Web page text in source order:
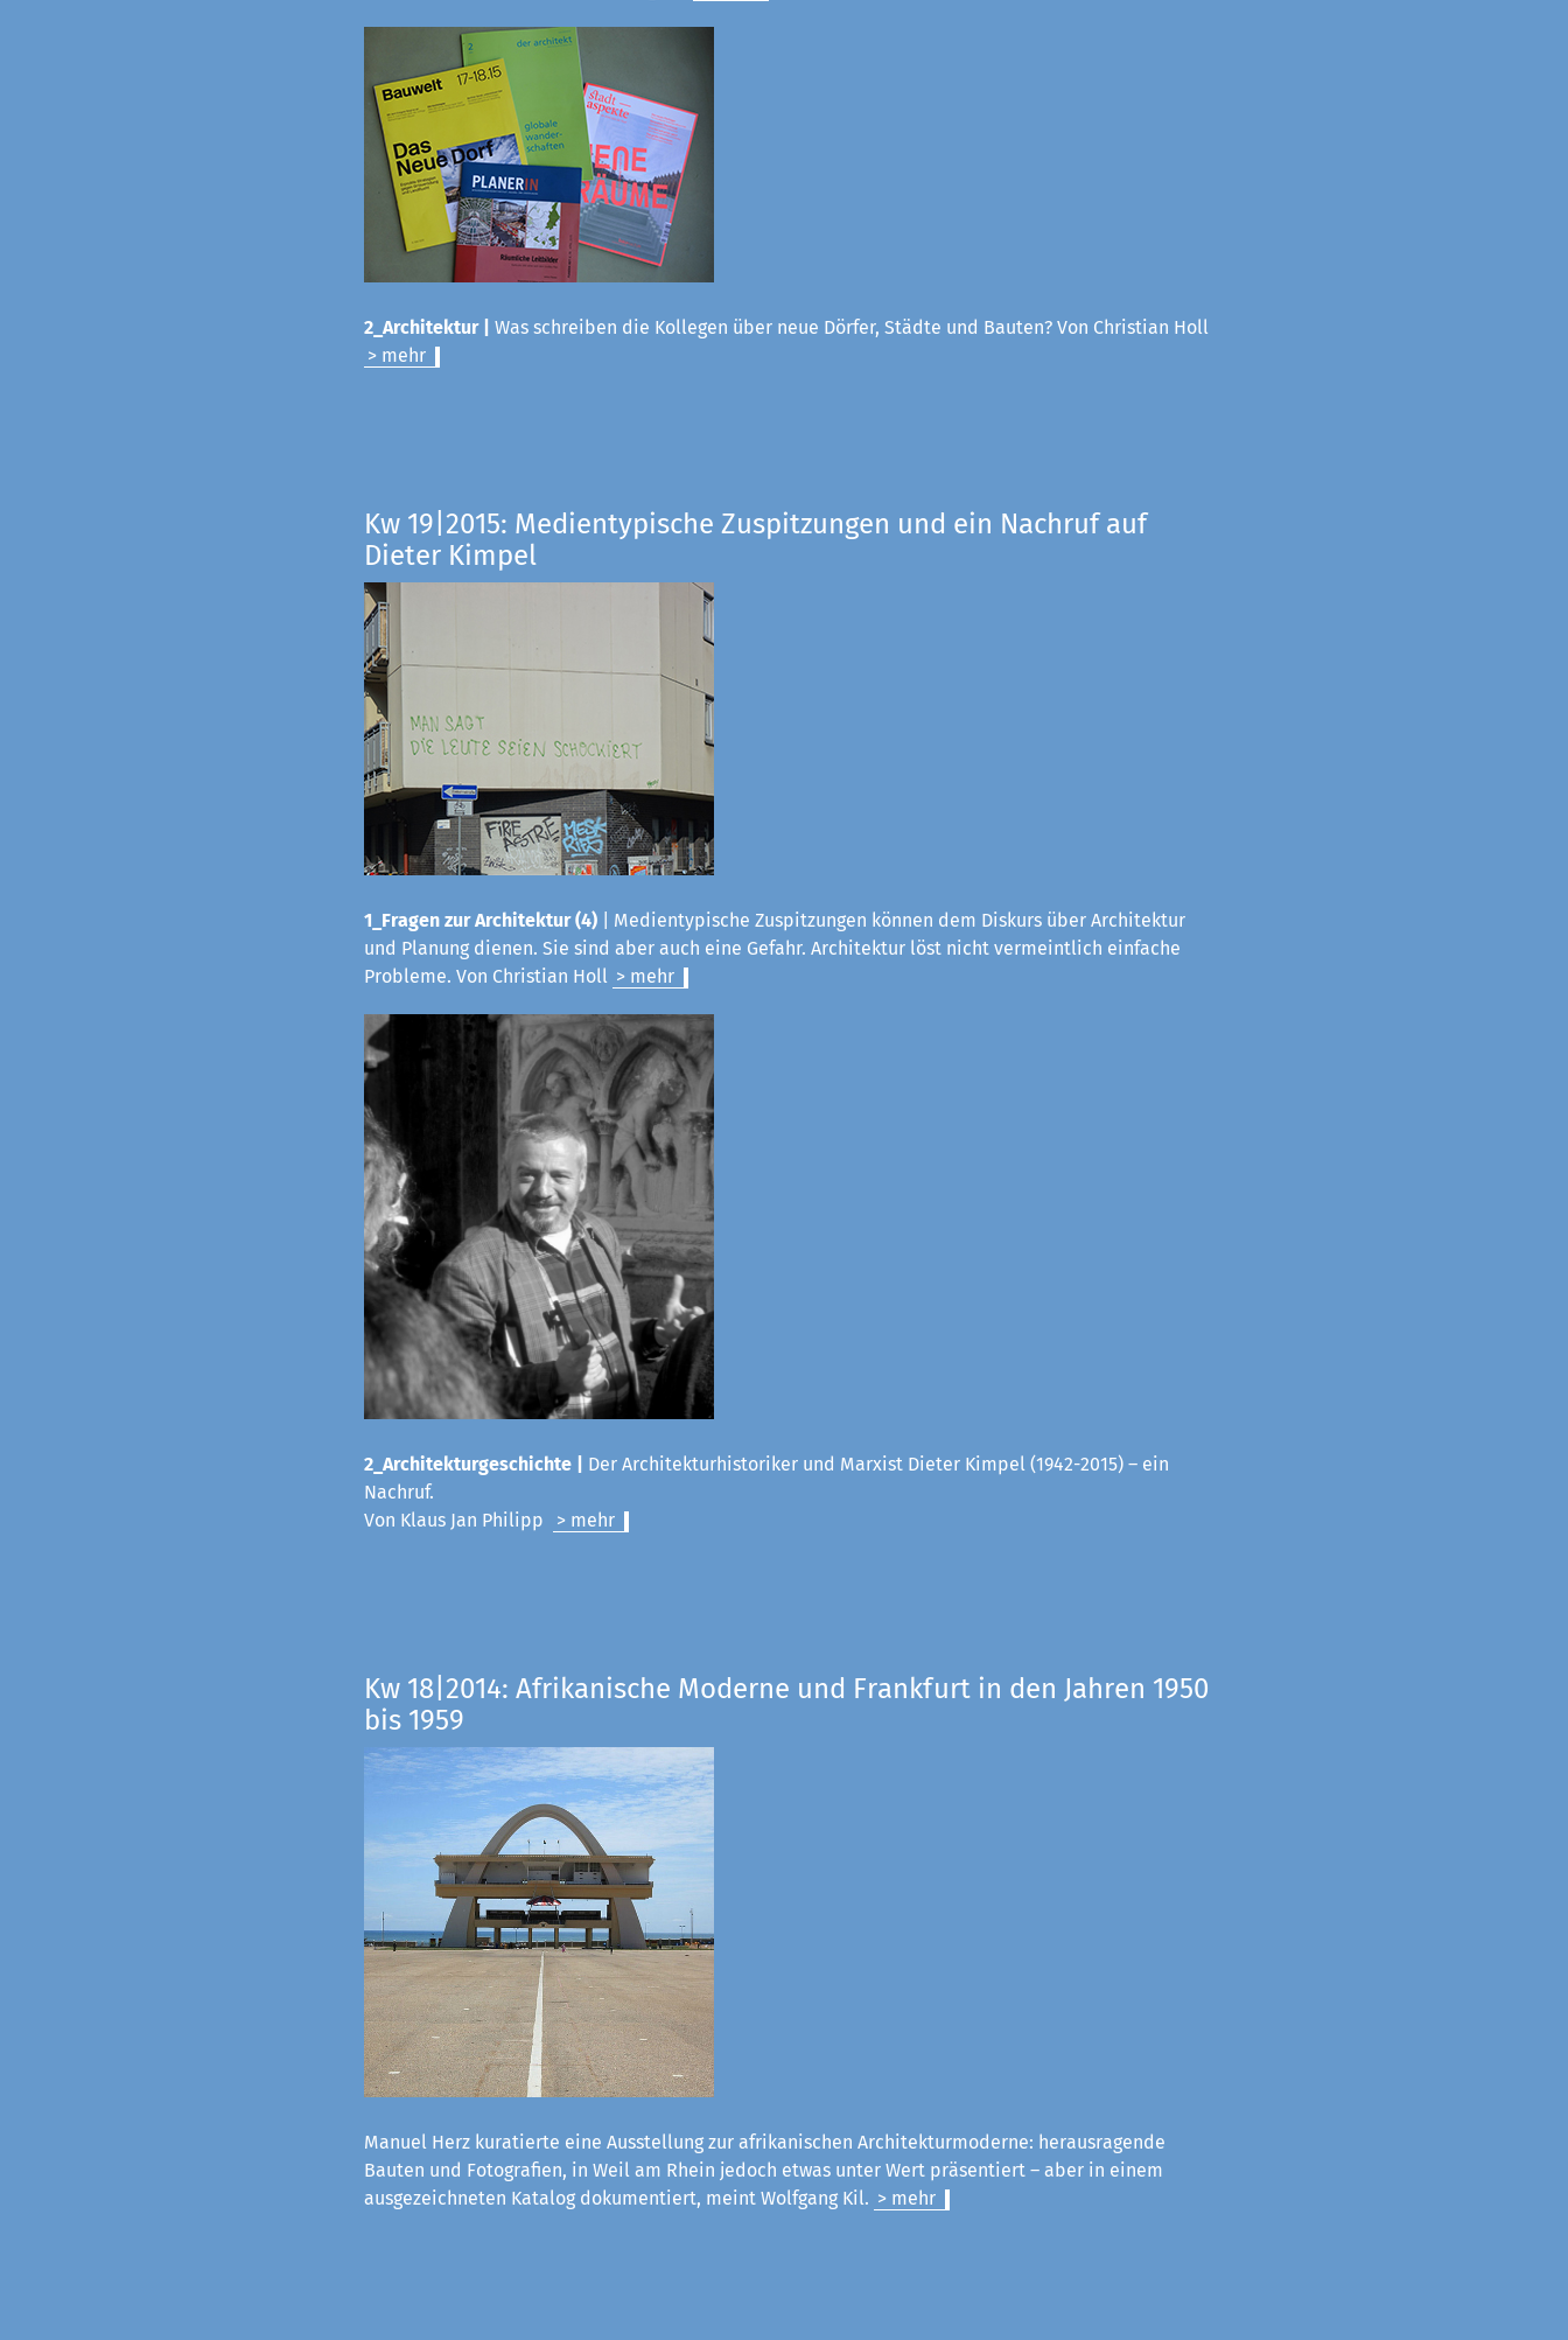
2_Architektur |
Was schreiben die Kollegen über neue Dörfer, Städte und Bauten? Von Christian Holl
> mehr
Kw 19|2015: Medientypische Zuspitzungen und ein Nachruf auf
Dieter Kimpel
1_Fragen zur Architektur (4)
Medientypische Zuspitzungen können dem Diskurs über Architektur
und Planung dienen. Sie sind aber auch eine Gefahr. Architektur löst nicht vermeintlich einfache
Probleme. Von Christian Holl > mehr
2_Architekturgeschichte |
Der Architekturhistoriker und Marxist Dieter Kimpel (1942-2015) – ein
Nachruf.
Von Klaus Jan Philipp
> mehr
Kw 18|2014: Afrikanische Moderne und Frankfurt in den Jahren 1950
bis 1959
Manuel Herz kuratierte eine Ausstellung zur afrikanischen Architekturmoderne: herausragende
Bauten und Fotografien, in Weil am Rhein jedoch etwas unter Wert präsentiert – aber in einem
ausgezeichneten Katalog dokumentiert, meint Wolfgang Kil. > mehr